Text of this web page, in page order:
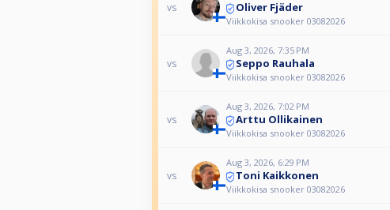
vs Oliver Fjäder
Viikkokisa snooker 03082026
vs
Aug 3, 2026, 7:35 PM
Seppo Rauhala
Viikkokisa snooker 03082026
vs
Aug 3, 2026, 7:02 PM
Arttu Ollikainen
Viikkokisa snooker 03082026
vs
Aug 3, 2026, 6:29 PM
Toni Kaikkonen
Viikkokisa snooker 03082026